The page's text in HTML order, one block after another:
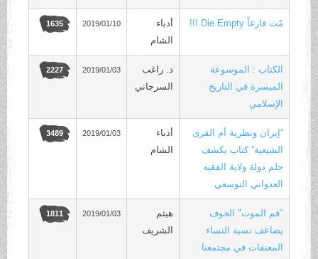
مُت فارغاً Die Empty !!!
أدباء
الشام
2019/01/10
1635
الكتاب : الموسوعة
الميسرة في التاريخ
الإسلامي
د. راغب
السرجاني
2019/01/03
2227
“إيران ونظرية أم القرى
الشيعية” كتاب يكشف
حلم دولة ولاية الفقيه
العدواني التوسعي
أدباء
الشام
2019/01/03
3489
"فم الموت" الخوف
يضاعف نسبة النساء
المعنفات في مجتمعنا
هيثم
الشريف
2019/01/03
1811